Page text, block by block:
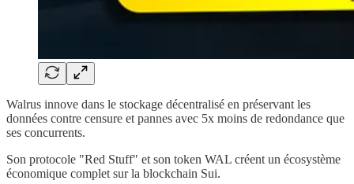
Walrus innove dans le stockage décentralisé en préservant les
données contre censure et pannes avec 5x moins de redondance que
ses concurrents.
Son protocole "Red Stuff" et son token WAL créent un écosystème
économique complet sur la blockchain Sui.